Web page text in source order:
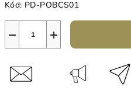
Kód: PD-POBCS01
+
−